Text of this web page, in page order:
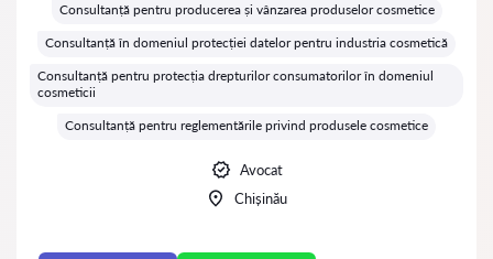
Consultanță pentru producerea și vânzarea produselor cosmetice
Consultanță în domeniul protecției datelor pentru industria cosmetică
Consultanță pentru protecția drepturilor consumatorilor în domeniul
cosmeticii
Consultanță pentru reglementările privind produsele cosmetice
Avocat
Chișinău